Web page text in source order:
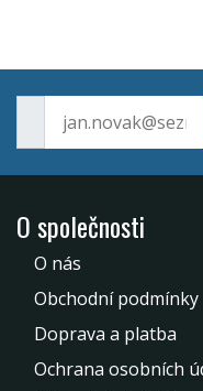
O společnosti
O nás
Obchodní podmínky
Doprava a platba
Ochrana osobních